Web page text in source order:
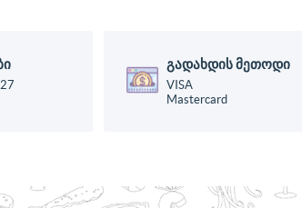
გადახდის მეთოდი
VISA
Mastercard